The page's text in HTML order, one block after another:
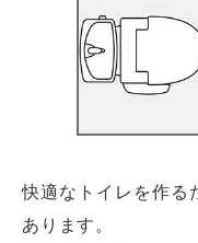
快適なトイレを作る
あります。